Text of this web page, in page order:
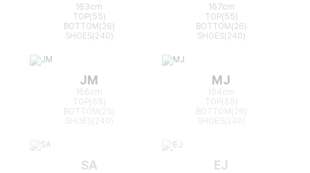
163cm
TOP(55)
BOTTOM(26)
SHOES(240)
167cm
TOP(55)
BOTTOM(26)
SHOES(240)
JM
166cm
TOP(55)
BOTTOM(25)
MJ
164cm
TOP(55)
BOTTOM(26)
SA EJ